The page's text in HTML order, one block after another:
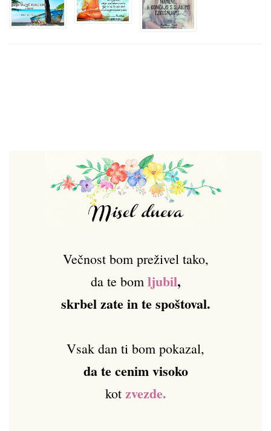
Večnost bom preživel tako,
da te bom ljubil,
skrbel zate in te spoštoval.
Vsak dan ti bom pokazal,
da te cenim visoko
kot zvezde.